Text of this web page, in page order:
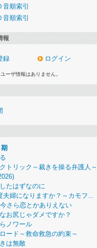
順索引
順索引
報
録 ログイン
ーザ情報はありません。
トリック～裁きを操る弁護人～
たはずなのに
夫婦になりますか？～カモフ...
さら恋とかありえない
お尻じゃダメですか？
ノワール
ード～救命救急の約束～
は無敵